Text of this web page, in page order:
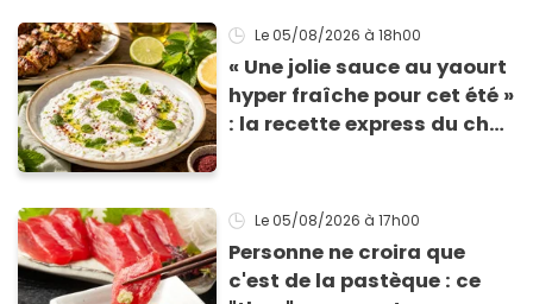
Le 05/08/2026 à 18h00
« Une jolie sauce au yaourt
hyper fraîche pour cet été »
: la recette express du chef
grillades
Le 05/08/2026 à 17h00
Personne ne croira que
c'est de la pastèque : ce